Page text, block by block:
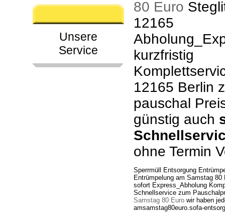
Unsere
Service
80 Euro
12165
kurzfristig
12165 Berlin
pauschal
günstig auch
ohne Termin
Sperrmüll Entsorgung
Entrümpelung am Samstag
sofort Express_Abholung
Schnellservice zum
Samstag 80 Euro wir haben
amsamstag80euro.sofa-